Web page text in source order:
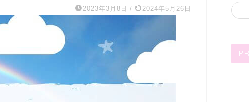
2023年3月8日 / 2024年5月26日
PR